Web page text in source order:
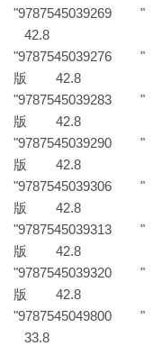
"9787545039269 "
42.8
"9787545039276 "
版 42.8
"9787545039283 "
版 42.8
"9787545039290 "
版 42.8
"9787545039306 "
版 42.8
"9787545039313 "
版 42.8
"9787545039320 "
版 42.8
"9787545049800 "
33.8